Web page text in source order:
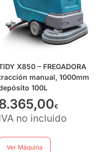
X850 – FREGADORA
manual, 1000mm
100L
€
no incluido
Ver Máquina